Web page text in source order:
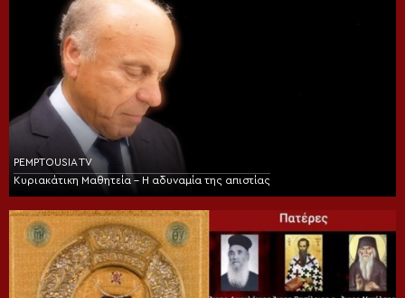
PEMPTOUSIA TV
Κυριακάτικη Μαθητεία – Η αδυναμία της απιστίας